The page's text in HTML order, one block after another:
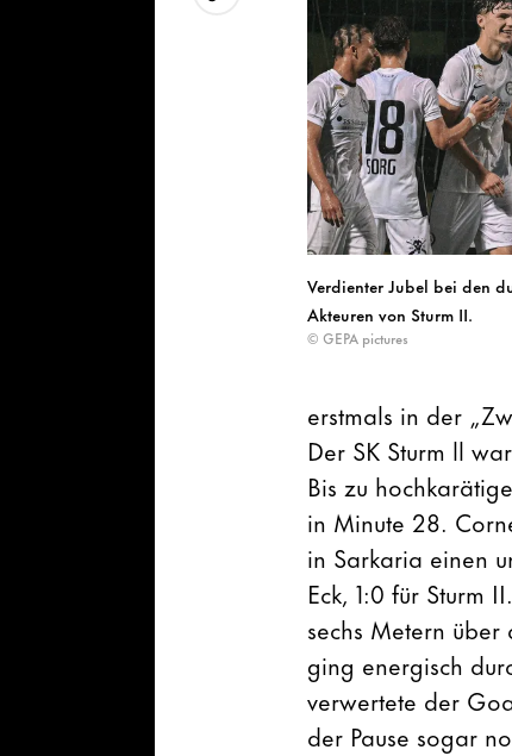
URL kopieren
Verdienter Jubel bei den
Akteuren von Sturm II.
© GEPA pictures
erstmals in der
Der SK Sturm ll
Bis zu
in Minute 28.
in Sarkaria einen
Eck, 1:0 für Sturm
sechs Metern
ging energisch
verwertete der
der Pause sogar